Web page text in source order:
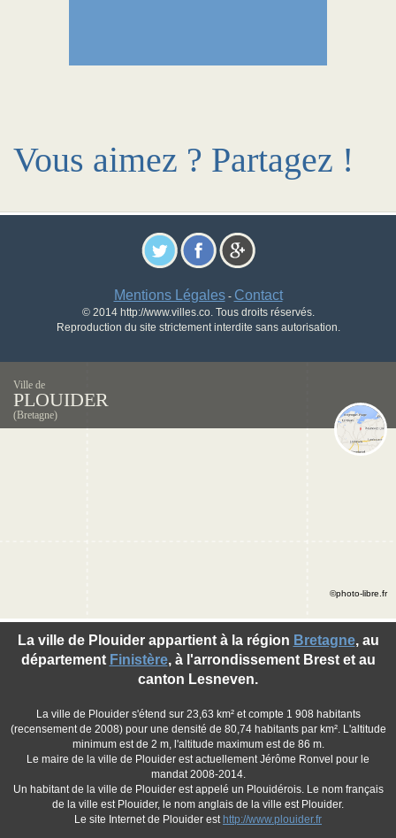
Vous aimez ? Partagez !
Mentions Légales- Contact
© 2014 http://www.villes.co. Tous droits réservés.
Reproduction du site strictement interdite sans autorisation.
Ville de
PLOUIDER
(Bretagne)
La ville de Plouider appartient à la région Bretagne, au
département Finistère, à l'arrondissement Brest et au
canton Lesneven.
La ville de Plouider s'étend sur 23,63 km² et compte 1 908 habitants
(recensement de 2008) pour une densité de 80,74 habitants par km². L'altitude
minimum est de 2 m, l'altitude maximum est de 86 m.
Le maire de la ville de Plouider est actuellement Jérôme Ronvel pour le
mandat 2008-2014.
Un habitant de la ville de Plouider est appelé un Plouidérois. Le nom français
de la ville est Plouider, le nom anglais de la ville est Plouider.
Le site Internet de Plouider est http://www.plouider.fr
©photo-libre.fr